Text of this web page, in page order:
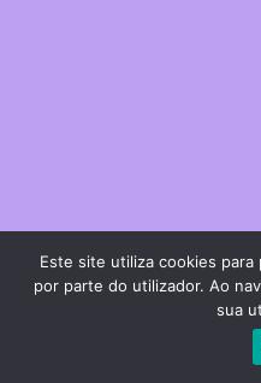
Este site utiliza cookies
por parte do utilizador. Ao
sua